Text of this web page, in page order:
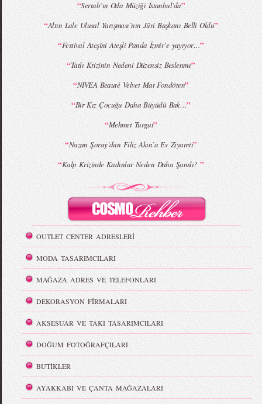
MBFWI - Giray Sepin 2015 Yaz Koleksiyonu MBFWI - Burçe Bekrek 2015 Yaz Koleksiyonu
“Sertab’ın Oda Müziği İstanbul’da”
“Altın Lale Ulusal Yarışması`nın Jüri Başkanı Belli Oldu”
“Festival Ateşini Ateşli Panda İzmir’e yayıyor…”
“Tatlı Krizinin Nedeni Düzensiz Beslenme”
“NIVEA Beauté Velvet Mat Fondöten”
“Bir Kız Çocuğu Daha Büyüdü Bak…”
“Mehmet Turgut”
“Nazan Şoray`dan Filiz Akın`a Ev Ziyareti”
“Kalp Krizinde Kadınlar Neden Daha Şanslı?”
OUTLET CENTER ADRESLERİ
MODA TASARIMCILARI
MAĞAZA ADRES VE TELEFONLARI
DEKORASYON FİRMALARI
AKSESUAR VE TAKI TASARIMCILARI
DOĞUM FOTOĞRAFÇILARI
BUTİKLER
AYAKKABI VE ÇANTA MAĞAZALARI